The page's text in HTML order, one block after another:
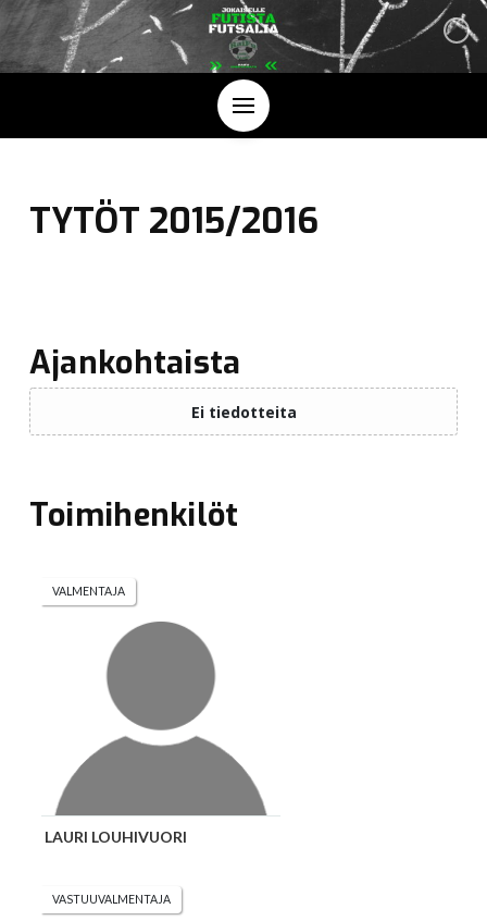
TYTÖT 2015/2016
Ajankohtaista
Toimihenkilöt